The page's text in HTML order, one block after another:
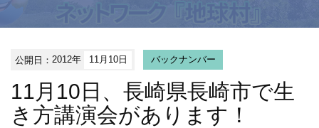
公開日：2012年 11月10日 バックナンバー
11月10日、長崎県長崎市で生
き方講演会があります！